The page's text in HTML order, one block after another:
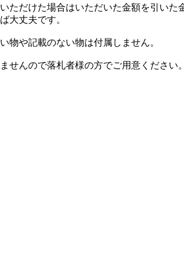
ただけた場合はいただいた金額を引いた
大丈夫です。
物や記載のない物は付属しません。
せんので落札者様の方でご用意ください。